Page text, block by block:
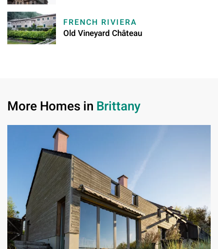
FRENCH RIVIERA
Old Vineyard Château
More Homes in Brittany